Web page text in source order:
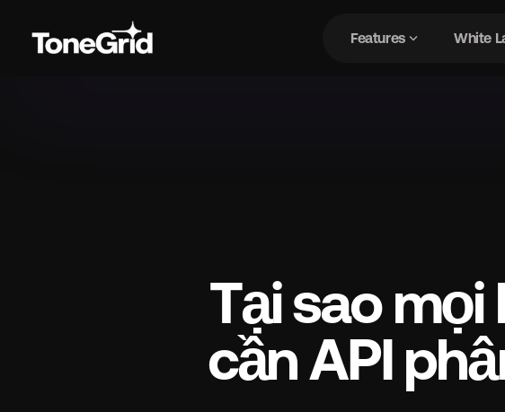
Featuresexpand_more White
hubDSP
boltAdvanced
MCP for AI
Tại sao
cần API